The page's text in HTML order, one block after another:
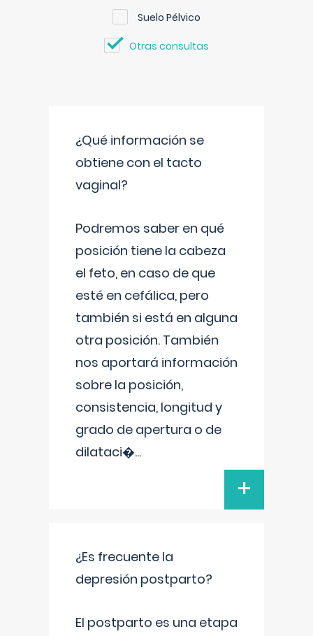
Suelo Pélvico
Otras consultas
¿Qué información se
obtiene con el tacto
vaginal?
Podremos saber en qué
posición tiene la cabeza
el feto, en caso de que
esté en cefálica, pero
también si está en alguna
otra posición. También
nos aportará información
sobre la posición,
consistencia, longitud y
grado de apertura o de
dilataci�...
+
¿Es frecuente la
depresión postparto?
El postparto es una etapa